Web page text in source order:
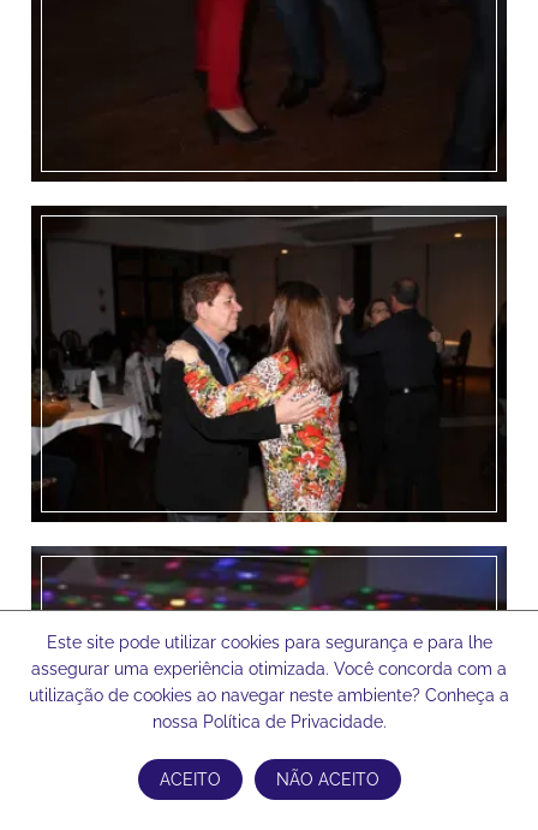
Este site pode utilizar cookies para segurança e para lhe
assegurar uma experiência otimizada. Você concorda com a
utilização de cookies ao navegar neste ambiente? Conheça a
nossa Política de Privacidade.
ACEITO NÃO ACEITO